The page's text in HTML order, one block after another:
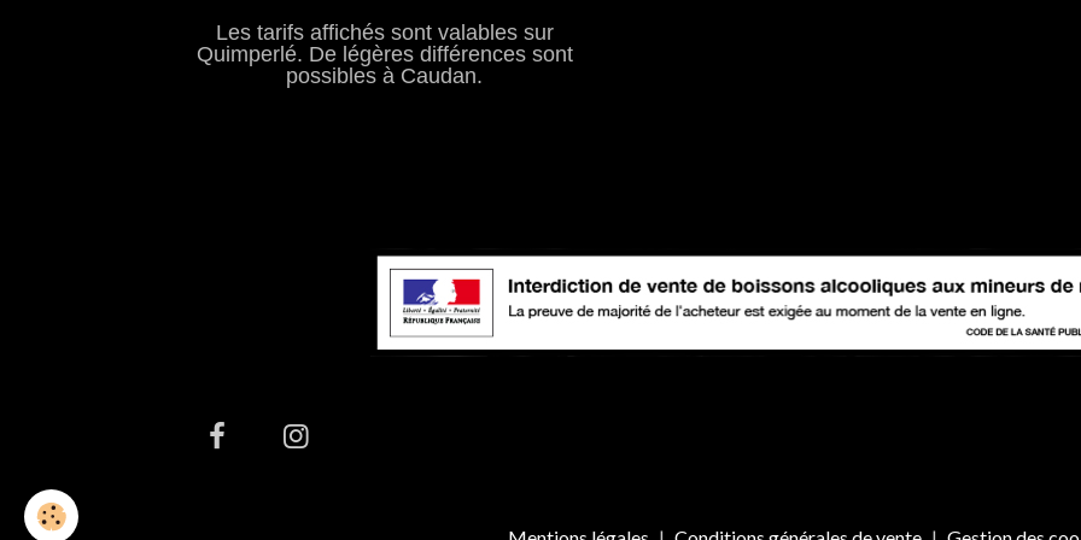
Les tarifs affichés sont valables sur
Quimperlé. De légères différences sont
possibles à Caudan.